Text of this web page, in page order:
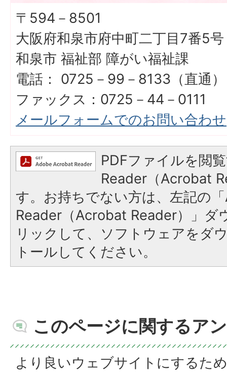
〒594－8501
大阪府和泉市府中町二丁目7番5号
和泉市 福祉部 障がい福祉課
電話： 0725－99－8133（直通）
ファックス：0725－44－0111
メールフォームでのお問い合わせ
PDFファイルを閲
Reader（Acrobat
す。お持ちでない方は、左記の
Reader（Acrobat Reader）」ダ
リックして、ソフトウェアをダ
トールしてください。
このページに関するア
より良いウェブサイトにするた